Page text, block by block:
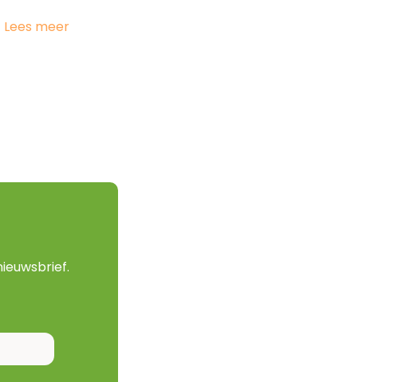
Lees meer